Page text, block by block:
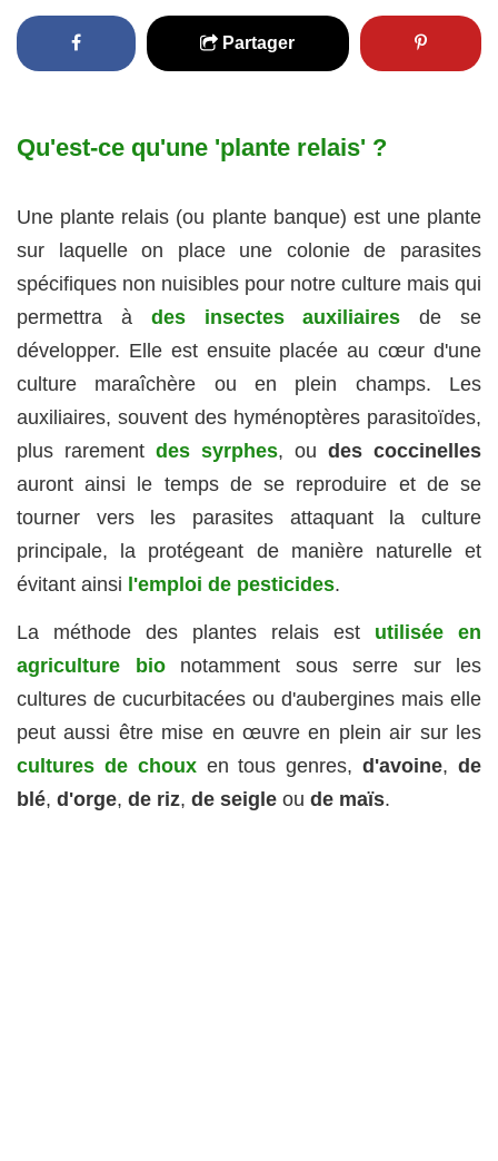
Partager
Qu'est-ce qu'une 'plante relais' ?
Une plante relais (ou plante banque) est une plante
sur laquelle on place une colonie de parasites
spécifiques non nuisibles pour notre culture mais qui
permettra à des insectes auxiliaires de se
développer. Elle est ensuite placée au cœur d'une
culture maraîchère ou en plein champs. Les
auxiliaires, souvent des hyménoptères parasitoïdes,
plus rarement des syrphes, ou des coccinelles
auront ainsi le temps de se reproduire et de se
tourner vers les parasites attaquant la culture
principale, la protégeant de manière naturelle et
évitant ainsi l'emploi de pesticides.
La méthode des plantes relais est utilisée en
agriculture bionotamment sous serre sur les
cultures de cucurbitacées ou d'aubergines mais elle
peut aussi être mise en œuvre en plein air sur les
cultures de chouxen tous genres,d'avoine,de
blé, d'orge, de riz, de seigle ou de maïs.